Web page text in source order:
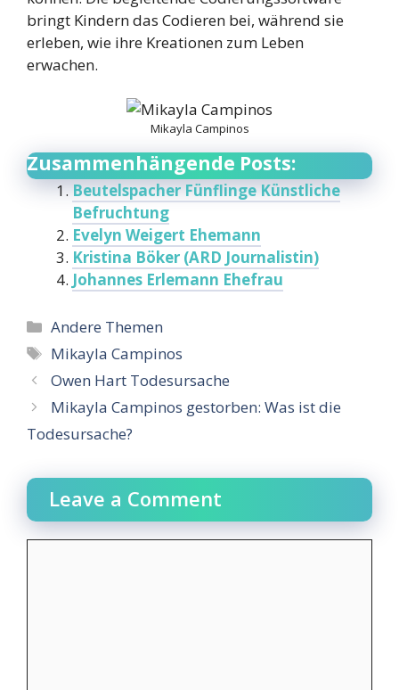
bringt Kindern das Codieren bei, während sie
erleben, wie ihre Kreationen zum Leben
erwachen.
Mikayla Campinos
Zusammenhängende Posts:
Beutelspacher Fünflinge Künstliche
Befruchtung
Evelyn Weigert Ehemann
Kristina Böker (ARD Journalistin)
Johannes Erlemann Ehefrau
Categories
Andere Themen
Tags
Mikayla Campinos
Owen Hart Todesursache
Mikayla Campinos gestorben: Was ist die
Todesursache?
Leave a Comment